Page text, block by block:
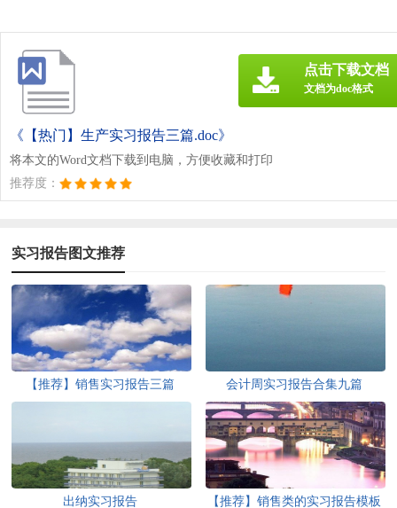
《【热门】生产实习报告三篇.doc》
将本文的Word文档下载到电脑，方便收藏和打印
推荐度：
点击下载文档
文档为doc格式
实习报告图文推荐
【推荐】销售实习报告三篇 会计周实习报告合集九篇
出纳实习报告 【推荐】销售类的实习报告模板